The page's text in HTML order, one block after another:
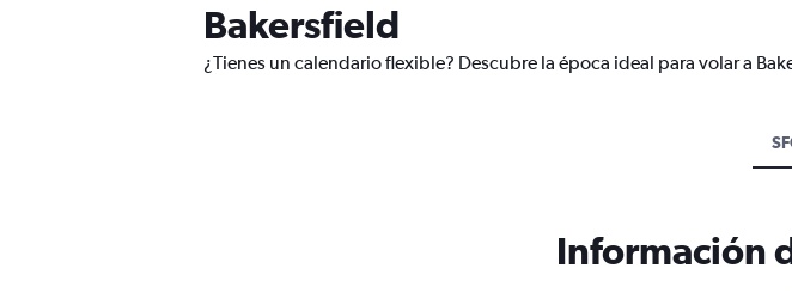
Bakersfield
¿Tienes un calendario flexible? Descubre la época ideal para volar a
Información